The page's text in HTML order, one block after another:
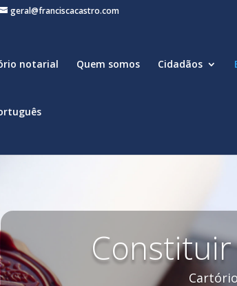
geral@franciscacastro.com
notarial Quem somos Cidadãos